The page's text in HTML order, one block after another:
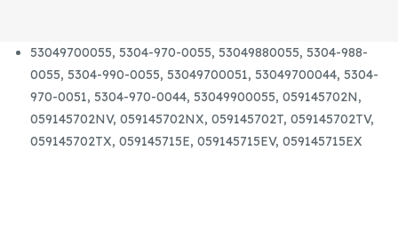
BV50
GYÁRI
FELÚJÍTOTT
TURBÓ
mennyiség
53049700055, 5304-970-0055, 53049880055, 5304-988-
0055, 5304-990-0055, 53049700051, 53049700044, 5304-
970-0051, 5304-970-0044, 53049900055, 059145702N,
059145702NV, 059145702NX, 059145702T, 059145702TV,
059145702TX, 059145715E, 059145715EV, 059145715EX